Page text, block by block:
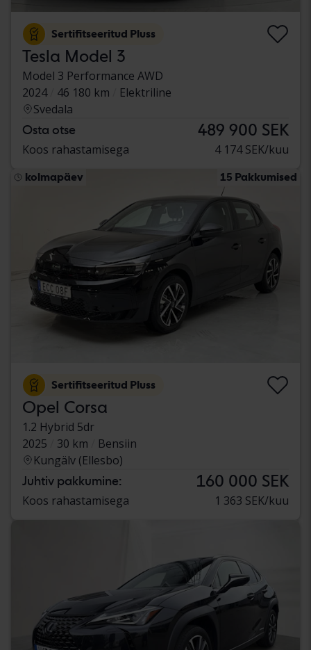
Sertifitseeritud Pluss
Tesla Model 3
Model 3 Performance AWD
2024
46 180 km
Elektriline
Svedala
Osta otse 489 900 SEK
Koos rahastamisega 4 174 SEK/kuu
kolmapäev 15 Pakkumised
Sertifitseeritud Pluss
Opel Corsa
1.2 Hybrid 5dr
2025
30 km
Bensiin
Kungälv (Ellesbo)
Juhtiv pakkumine: 160 000 SEK
Koos rahastamisega 1 363 SEK/kuu